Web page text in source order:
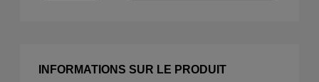
INFORMATIONS SUR LE PRODUIT